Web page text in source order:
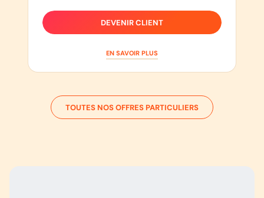
DEVENIR CLIENT
EN SAVOIR PLUS
TOUTES NOS OFFRES PARTICULIERS